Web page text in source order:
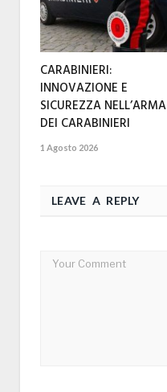
CARABINIERI:
INNOVAZIONE E
SICUREZZA NELL’ARMA
DEI CARABINIERI
1 Agosto 2026
LEAVE A REPLY